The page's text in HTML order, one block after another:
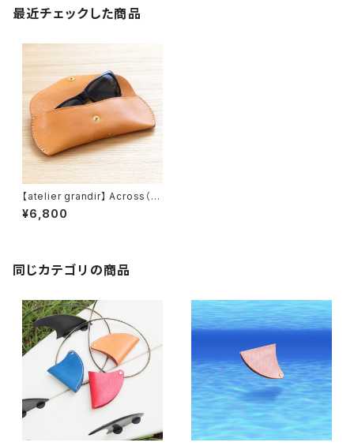
最近チェックした商品
【atelier grandir】 Across（ア
クロス） レザーグラスケース
革の眼鏡ケース
¥6,800
同じカテゴリの商品